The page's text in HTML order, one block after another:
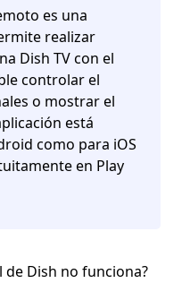
es una
realizar
Dish TV con el
controlar el
o mostrar el
está
como para iOS
en Play
Dish no funciona?